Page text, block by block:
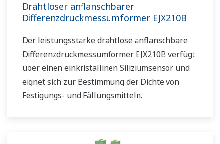
Drahtloser anflanschbarer
Differenzdruckmessumformer EJX210B
Der leistungsstarke drahtlose anflanschbare
Differenzdruckmessumformer EJX210B verfügt
über einen einkristallinen Siliziumsensor und
eignet sich zur Bestimmung der Dichte von
Festigungs- und Fällungsmitteln.